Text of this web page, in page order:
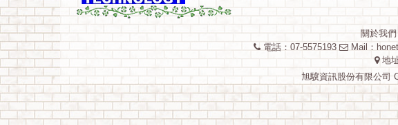
關於我們
電話：07-5575193
Mail：
地
旭驥資訊股份有限公司